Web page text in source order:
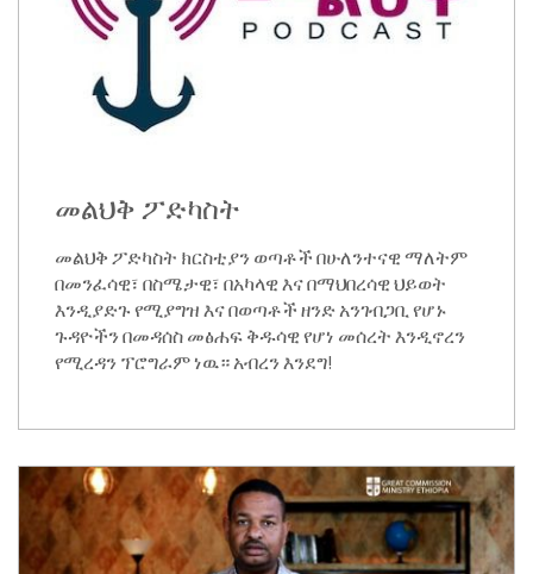
መልህቅ ፖድካስት
መልህቅ ፖድካስት ክርስቲያን ወጣቶች በሁለንተናዊ ማለትም
በመንፈሳዊ፣ በስሜታዊ፣ በአካላዊ እና በማህበረሳዊ ህይወት
እንዲያድጉ የሚያግዝ እና በወጣቶች ዘንድ አንገብጋቢ የሆኑ
ጉዳዮችን በመዳሰስ መፅሐፍ ቅዱሳዊ የሆነ መሰረት እንዲኖረን
የሚረዳን ፕሮግራም ነዉ። አብረን እንደግ!